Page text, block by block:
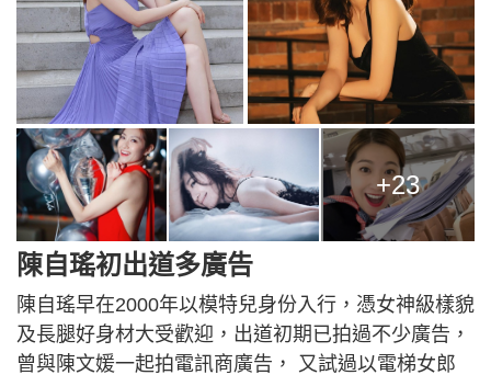
+23
陳自瑤初出道多廣告
陳自瑤早在2000年以模特兒身份入行，憑女神級樣貌
及長腿好身材大受歡迎，出道初期已拍過不少廣告，
曾與陳文媛一起拍電訊商廣告， 又試過以電梯女郎